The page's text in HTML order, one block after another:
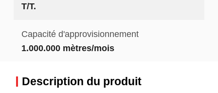
T/T.
Capacité d'approvisionnement
1.000.000 mètres/mois
Description du produit